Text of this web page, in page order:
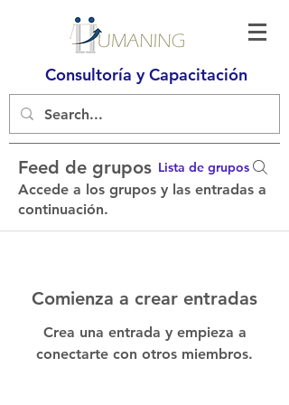
Consultoría y Capacitación
Feed de grupos Lista de grupos
Accede a los grupos y las entradas a
continuación.
Comienza a crear entradas
Crea una entrada y empieza a
conectarte con otros miembros.